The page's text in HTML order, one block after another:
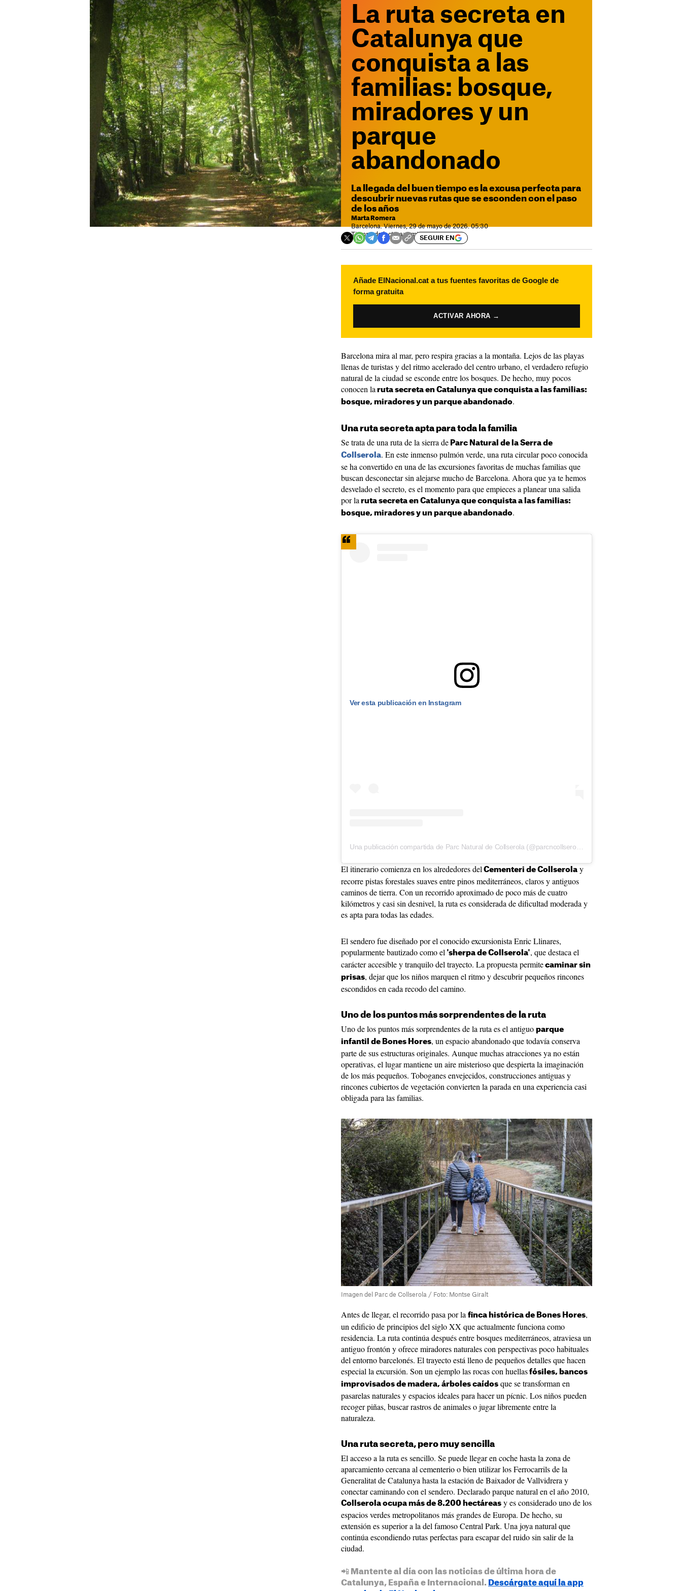
La ruta secreta en
Catalunya que
conquista a las
familias: bosque,
miradores y un
parque
abandonado
La llegada del buen tiempo es la excusa perfecta para
descubrir nuevas rutas que se esconden con el paso
de los años
Marta Romera
Barcelona. Viernes, 29 de mayo de 2026. 05:30
Tiempo de lectura: 2 minutos
SEGUIR EN
Añade ElNacional.cat a tus fuentes favoritas de Google de
forma gratuita
ACTIVAR AHORA →
Barcelona mira al mar, pero respira gracias a la montaña. Lejos de las playas
llenas de turistas y del ritmo acelerado del centro urbano, el verdadero refugio
natural de la ciudad se esconde entre los bosques. De hecho, muy pocos
conocen la ruta secreta en Catalunya que conquista a las familias:
bosque, miradores y un parque abandonado.
Una ruta secreta apta para toda la familia
Se trata de una ruta de la sierra de Parc Natural de la Serra de
Collserola. En este inmenso pulmón verde, una ruta circular poco conocida
se ha convertido en una de las excursiones favoritas de muchas familias que
buscan desconectar sin alejarse mucho de Barcelona. Ahora que ya te hemos
desvelado el secreto, es el momento para que empieces a planear una salida
por la ruta secreta en Catalunya que conquista a las familias:
bosque, miradores y un parque abandonado.
Ver esta publicación en Instagram
Una publicación compartida de Parc Natural de Collserola (@parcncollserola)
El itinerario comienza en los alrededores del Cementeri de Collserola y
recorre pistas forestales suaves entre pinos mediterráneos, claros y antiguos
caminos de tierra. Con un recorrido aproximado de poco más de cuatro
kilómetros y casi sin desnivel, la ruta es considerada de dificultad moderada y
es apta para todas las edades.
El sendero fue diseñado por el conocido excursionista Enric Llinares,
popularmente bautizado como el 'sherpa de Collserola', que destaca el
carácter accesible y tranquilo del trayecto. La propuesta permite caminar sin
prisas, dejar que los niños marquen el ritmo y descubrir pequeños rincones
escondidos en cada recodo del camino.
Uno de los puntos más sorprendentes de la ruta
Uno de los puntos más sorprendentes de la ruta es el antiguo parque
infantil de Bones Hores, un espacio abandonado que todavía conserva
parte de sus estructuras originales. Aunque muchas atracciones ya no están
operativas, el lugar mantiene un aire misterioso que despierta la imaginación
de los más pequeños. Toboganes envejecidos, construcciones antiguas y
rincones cubiertos de vegetación convierten la parada en una experiencia casi
obligada para las familias.
Imagen del Parc de Collserola / Foto: Montse Giralt
Antes de llegar, el recorrido pasa por la finca histórica de Bones Hores,
un edificio de principios del siglo XX que actualmente funciona como
residencia. La ruta continúa después entre bosques mediterráneos, atraviesa un
antiguo frontón y ofrece miradores naturales con perspectivas poco habituales
del entorno barcelonés. El trayecto está lleno de pequeños detalles que hacen
especial la excursión. Son un ejemplo las rocas con huellas fósiles, bancos
improvisados de madera, árboles caídos que se transforman en
pasarelas naturales y espacios ideales para hacer un pícnic. Los niños pueden
recoger piñas, buscar rastros de animales o jugar libremente entre la
naturaleza.
Una ruta secreta, pero muy sencilla
El acceso a la ruta es sencillo. Se puede llegar en coche hasta la zona de
aparcamiento cercana al cementerio o bien utilizar los Ferrocarrils de la
Generalitat de Catalunya hasta la estación de Baixador de Vallvidrera y
conectar caminando con el sendero. Declarado parque natural en el año 2010,
Collserola ocupa más de 8.200 hectáreas y es considerado uno de los
espacios verdes metropolitanos más grandes de Europa. De hecho, su
extensión es superior a la del famoso Central Park. Una joya natural que
continúa escondiendo rutas perfectas para escapar del ruido sin salir de la
ciudad.
📲 Mantente al día con las noticias de última hora de
Catalunya, España e Internacional. Descárgate aquí la app